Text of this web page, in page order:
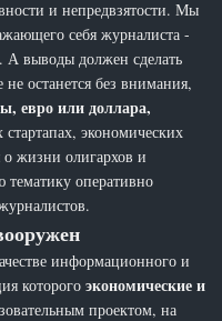
и непредвзятости. Мы
себя журналиста -
А выводы должен сделать
останется без внимания,
евро или доллара,
экономических
жизни олигархов и
тематику оперативно
информационного и
которогоэкономические и
проектом, на